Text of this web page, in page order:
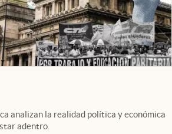
analizan la realidad política y económica
adentro.